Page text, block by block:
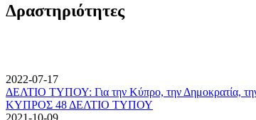
Δραστηριότητες
2022-07-17
ΔΕΛΤΙΟ ΤΥΠΟΥ: Για την Κύπρο, την Δημοκρατία, την
ΚΥΠΡΟΣ 48 ΔΕΛΤΙΟ ΤΥΠΟΥ
2021-10-09